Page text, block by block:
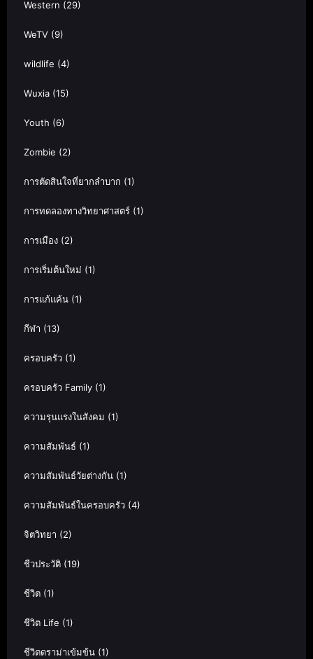
Western (29)
WeTV (9)
wildlife (4)
Wuxia (15)
Youth (6)
Zombie (2)
การตัดสินใจที่ยากลำบาก (1)
การทดลองทางวิทยาศาสตร์ (1)
การเมือง (2)
การเริ่มต้นใหม่ (1)
การแก้แค้น (1)
กีฬา (13)
ครอบครัว (1)
ครอบครัว Family (1)
ความรุนแรงในสังคม (1)
ความสัมพันธ์ (1)
ความสัมพันธ์วัยต่างกัน (1)
ความสัมพันธ์ในครอบครัว (4)
จิตวิทยา (2)
ชีวประวัติ (19)
ชีวิต (1)
ชีวิต Life (1)
ชีวิตดราม่าเข้มข้น (1)